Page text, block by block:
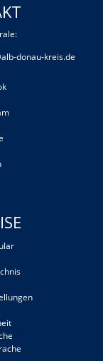
donau-kreis.de